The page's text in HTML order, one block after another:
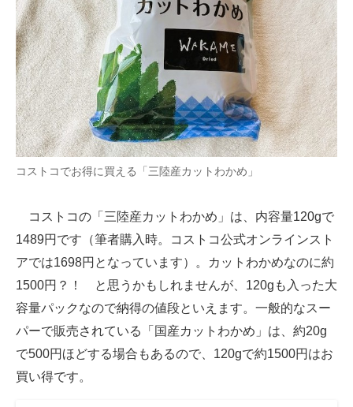
コストコでお得に買える「三陸産カットわかめ」
コストコの「三陸産カットわかめ」は、内容量120gで
1489円です（筆者購入時。コストコ公式オンラインスト
アでは1698円となっています）。カットわかめなのに約
1500円？！ と思うかもしれませんが、120gも入った大
容量パックなので納得の値段といえます。一般的なスー
パーで販売されている「国産カットわかめ」は、約20g
で500円ほどする場合もあるので、120gで約1500円はお
買い得です。